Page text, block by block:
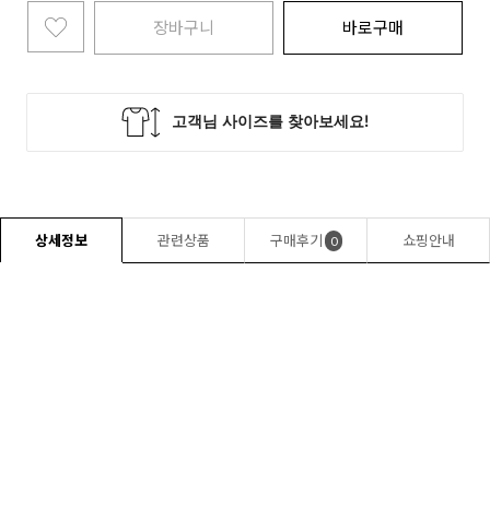
장바구니 바로구매
상세정보 관련상품 구매후기 0 쇼핑안내